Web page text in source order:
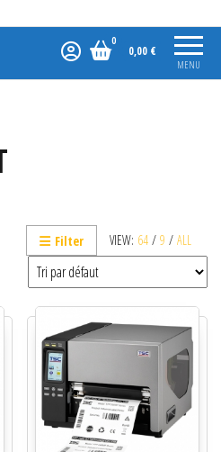
MENU
0
0,00 €
de présentation
VIEW: 64 / 9 / ALL
Filter